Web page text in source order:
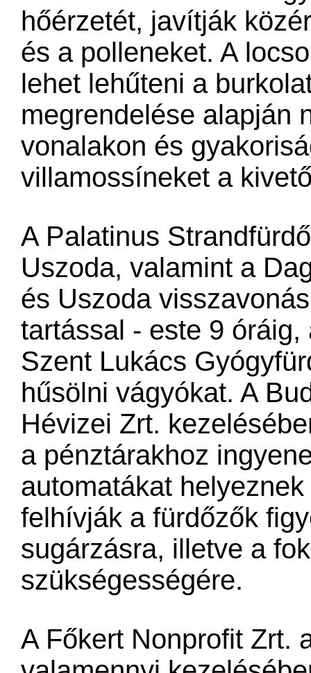
hőérzetét, javítják
és a polleneket. A
lehet lehűteni a
megrendelése alapján
vonalakon és
villamossíneket a
A Palatinus
Uszoda, valamint a
és Uszoda
tartással - este 9
Szent Lukács
hűsölni vágyókat. A
Hévizei Zrt.
a pénztárakhoz
automatákat
felhívják a fürdőzők
sugárzásra, illetve a
szükségességére.
A Főkert Nonprofit Zrt.